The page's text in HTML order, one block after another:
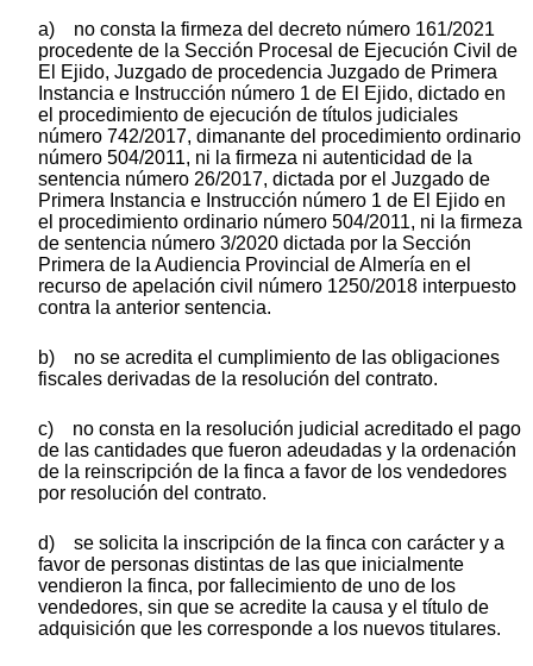
a) no consta la firmeza del decreto número 161/2021
procedente de la Sección Procesal de Ejecución Civil de
El Ejido, Juzgado de procedencia Juzgado de Primera
Instancia e Instrucción número 1 de El Ejido, dictado en
el procedimiento de ejecución de títulos judiciales
número 742/2017, dimanante del procedimiento ordinario
número 504/2011, ni la firmeza ni autenticidad de la
sentencia número 26/2017, dictada por el Juzgado de
Primera Instancia e Instrucción número 1 de El Ejido en
el procedimiento ordinario número 504/2011, ni la firmeza
de sentencia número 3/2020 dictada por la Sección
Primera de la Audiencia Provincial de Almería en el
recurso de apelación civil número 1250/2018 interpuesto
contra la anterior sentencia.
b) no se acredita el cumplimiento de las obligaciones
fiscales derivadas de la resolución del contrato.
c) no consta en la resolución judicial acreditado el pago
de las cantidades que fueron adeudadas y la ordenación
de la reinscripción de la finca a favor de los vendedores
por resolución del contrato.
d) se solicita la inscripción de la finca con carácter y a
favor de personas distintas de las que inicialmente
vendieron la finca, por fallecimiento de uno de los
vendedores, sin que se acredite la causa y el título de
adquisición que les corresponde a los nuevos titulares.